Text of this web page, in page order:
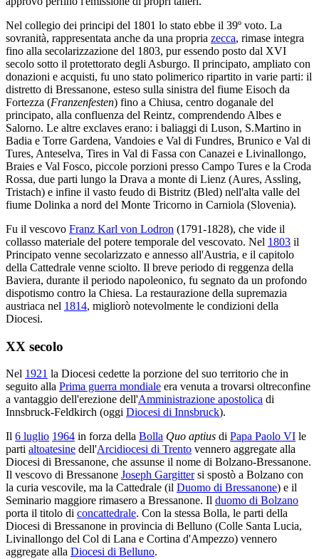
Nel collegio dei principi del 1801 lo stato ebbe il 39º voto. La
sovranità, rappresentata anche da una propria zecca, rimase integra
fino alla secolarizzazione del 1803, pur essendo posto dal XVI
secolo sotto il protettorato degli Asburgo. Il principato, ampliato con
donazioni e acquisti, fu uno stato polimerico ripartito in varie parti: il
distretto di Bressanone, esteso sulla sinistra del fiume Eisoch da
Fortezza (Franzenfesten) fino a Chiusa, centro doganale del
principato, alla confluenza del Reintz, comprendendo Albes e
Salorno. Le altre exclaves erano: i baliaggi di Luson, S.Martino in
Badia e Torre Gardena, Vandoies e Val di Fundres, Brunico e Val di
Tures, Anteselva, Tires in Val di Fassa con Canazei e Livinallongo,
Braies e Val Fosco, piccole porzioni presso Campo Tures e la Croda
Rossa, due parti lungo la Drava a monte di Lienz (Aures, Assling,
Tristach) e infine il vasto feudo di Bistritz (Bled) nell'alta valle del
fiume Dolinka a nord del Monte Tricorno in Carniola (Slovenia).
Fu il vescovo Franz Karl von Lodron (1791-1828), che vide il
collasso materiale del potere temporale del vescovato. Nel 1803 il
Principato venne secolarizzato e annesso all'Austria, e il capitolo
della Cattedrale venne sciolto. Il breve periodo di reggenza della
Baviera, durante il periodo napoleonico, fu segnato da un profondo
dispotismo contro la Chiesa. La restaurazione della supremazia
austriaca nel 1814, migliorò notevolmente le condizioni della
Diocesi.
XX secolo
Nel 1921 la Diocesi cedette la porzione del suo territorio che in
seguito alla Prima guerra mondiale era venuta a trovarsi oltreconfine
a vantaggio dell'erezione dell'Amministrazione apostolica di
Innsbruck-Feldkirch (oggi Diocesi di Innsbruck).
Il 6 luglio 1964 in forza della Bolla Quo aptius di Papa Paolo VI le
parti altoatesine dell'Arcidiocesi di Trento vennero aggregate alla
Diocesi di Bressanone, che assunse il nome di Bolzano-Bressanone.
Il vescovo di Bressanone Joseph Gargittersi spostò a Bolzano con
la curia vescovile, ma la Cattedrale (il Duomo di Bressanone) e il
Seminario maggiore rimasero a Bressanone. Il duomo di Bolzano
porta il titolo di concattedrale. Con la stessa Bolla, le parti della
Diocesi di Bressanone in provincia di Belluno (Colle Santa Lucia,
Livinallongo del Col di Lana e Cortina d'Ampezzo) vennero
aggregate alla Diocesi di Belluno.